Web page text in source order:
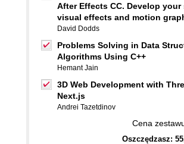
After Effects CC. Develop
visual effects and motion
David Dodds
Problems Solving in Data
Algorithms Using C++
Hemant Jain
3D Web Development with
Next.js
Andrei Tazetdinov
Cena
Oszczędzasz: